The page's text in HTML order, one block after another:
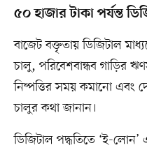
৫০ হাজার টাকা পর্যন্ত
বাজেট বক্তৃতায় ডিজিটাল
চালু, পরিবেশবান্ধব গাড়ির
নিষ্পত্তির সময় কমানো এবং
চালুর কথা জানান।
ডিজিটাল পদ্ধতিতে ‘ই-